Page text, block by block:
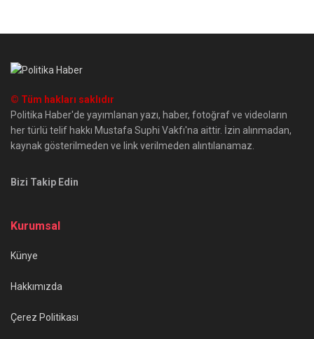
© Tüm hakları saklıdır
Politika Haber'de yayımlanan yazı, haber, fotoğraf ve videoların
her türlü telif hakkı Mustafa Suphi Vakfı'na aittir. İzin alınmadan,
kaynak gösterilmeden ve link verilmeden alıntılanamaz.
Bizi Takip Edin
Kurumsal
Künye
Hakkımızda
Çerez Politikası